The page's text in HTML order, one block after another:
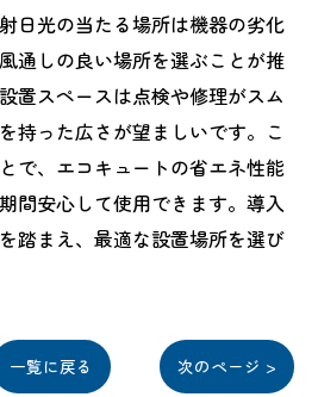
日光の当たる場所は機器の劣化
通しの良い場所を選ぶことが推
置スペースは点検や修理がスム
持った広さが望ましいです。こ
で、エコキュートの省エネ性能
間安心して使用できます。導入
踏まえ、最適な設置場所を選び
一覧に戻る 次のページ >